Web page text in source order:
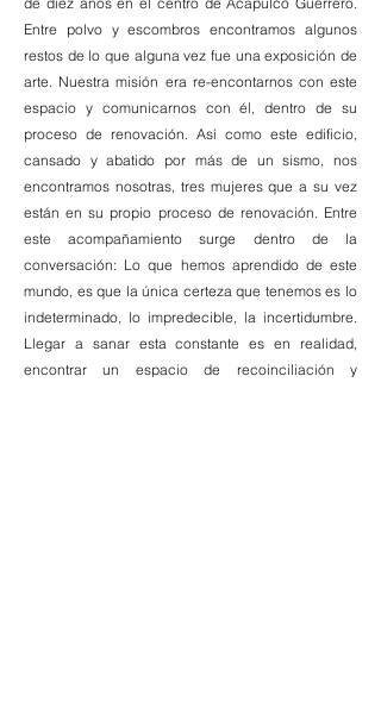
Entre polvo y escombros encontramos algunos
restos de lo que alguna vez fue una exposición de
arte. Nuestra misión era re-encontarnos con este
espacio y comunicarnos con él, dentro de su
proceso de renovación. Así como este edificio,
cansado y abatido por más de un sismo, nos
encontramos nosotras, tres mujeres que a su vez
están en su propio proceso de renovación. Entre
este acompañamiento surge dentro de la
conversación: Lo que hemos aprendido de este
mundo, es que la única certeza que tenemos es lo
indeterminado, lo impredecible, la incertidumbre.
Llegar a sanar esta constante es en realidad,
encontrar un espacio de recoinciliación y